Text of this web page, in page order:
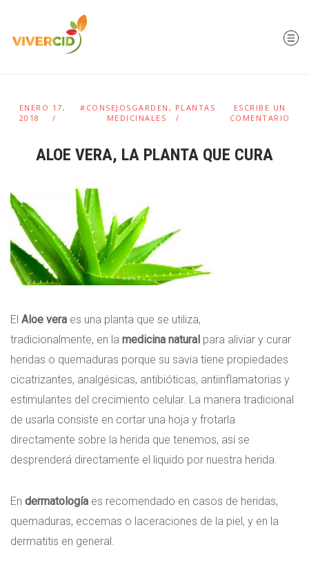
ENERO 17,
2018
#CONSEJOSGARDEN , PLANTAS
MEDICINALES
ESCRIBE UN
COMENTARIO
ALOE VERA, LA PLANTA QUE CURA
El Aloe vera es una planta que se utiliza,
tradicionalmente, en la medicina natural para aliviar y curar
heridas o quemaduras porque su savia tiene propiedades
cicatrizantes, analgésicas, antibióticas, antiinflamatorias y
estimulantes del crecimiento celular. La manera tradicional
de usarla consiste en cortar una hoja y frotarla
directamente sobre la herida que tenemos, así se
desprenderá directamente el liquido por nuestra herida.
En dermatología es recomendado en casos de heridas,
quemaduras, eccemas o laceraciones de la piel, y en la
dermatitis en general.